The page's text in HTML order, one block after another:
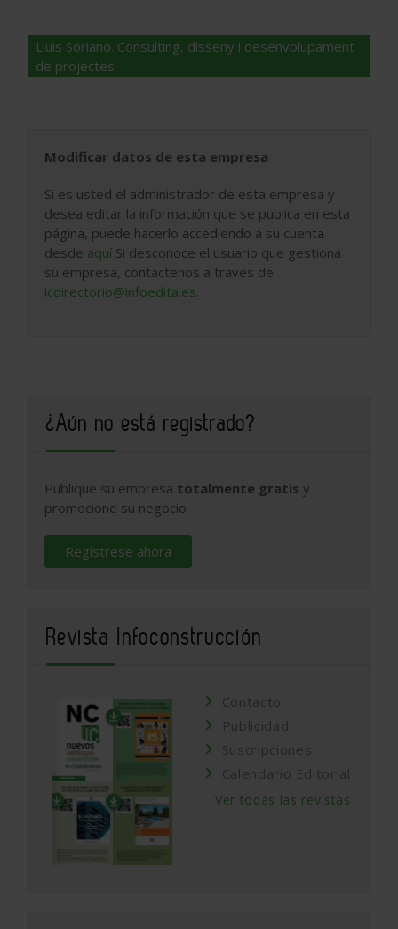
Lluis Soriano. Consulting, disseny i desenvolupament
de projectes
Modificar datos de esta empresa
Si es usted el administrador de esta empresa y
desea editar la información que se publica en esta
página, puede hacerlo accediendo a su cuenta
desde aquí Si desconoce el usuario que gestiona
su empresa, contáctenos a través de
icdirectorio@infoedita.es.
¿Aún no está registrado?
Publique su empresa totalmente gratis y
promocione su negocio
Regístrese ahora
Revista Infoconstrucción
Contacto
Publicidad
Suscripciones
Calendario Editorial
Ver todas las revistas